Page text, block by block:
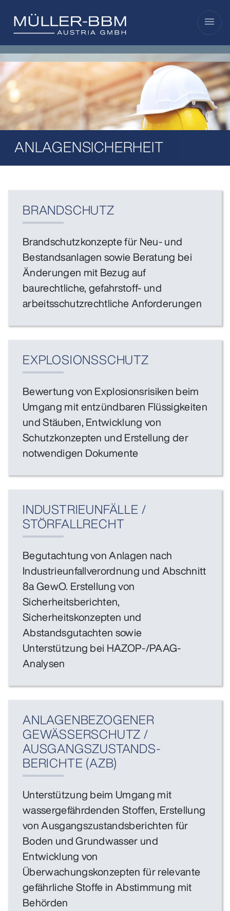
menu
ANLAGENSICHERHEIT
BRANDSCHUTZ
Brandschutzkonzepte für Neu- und
Bestandsanlagen sowie Beratung bei
Änderungen mit Bezug auf
baurechtliche, gefahrstoff- und
arbeitsschutzrechtliche Anforderungen
EXPLOSIONSSCHUTZ
Bewertung von Explosionsrisiken beim
Umgang mit entzündbaren Flüssigkeiten
und Stäuben, Entwicklung von
Schutzkonzepten und Erstellung der
notwendigen Dokumente
INDUSTRIEUNFÄLLE /
STÖRFALLRECHT
Begutachtung von Anlagen nach
Industrieunfallverordnung und Abschnitt
8a GewO. Erstellung von
Sicherheitsberichten,
Sicherheitskonzepten und
Abstandsgutachten sowie
Unterstützung bei HAZOP-/PAAG-
Analysen
ANLAGENBEZOGENER
GEWÄSSERSCHUTZ /
AUSGANGSZUSTANDS­
BERICHTE (AZB)
Unterstützung beim Umgang mit
wassergefährdenden Stoffen, Erstellung
vonAusgangszustandsberichten für
Boden und Grundwasser und
Entwicklung von
Überwachungskonzepten für relevante
gefährliche Stoffe in Abstimmung mit
Behörden